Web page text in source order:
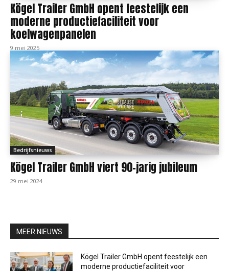
Kögel Trailer GmbH opent feestelijk een
moderne productiefaciliteit voor
koelwagenpanelen
9 mei 2025
Bedrijfsnieuws
Kögel Trailer GmbH viert 90-jarig jubileum
29 mei 2024
MEER NIEUWS
Kögel Trailer GmbH opent feestelijk een
moderne productiefaciliteit voor